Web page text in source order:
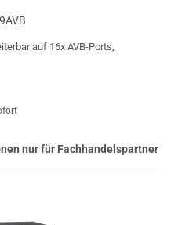
auf 16x AVB-Ports,
nur für Fachhandelspartner